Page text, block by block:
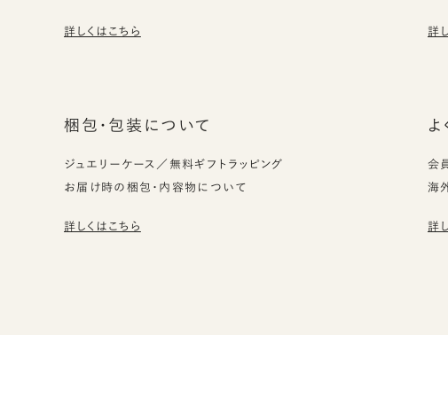
詳しくはこちら 詳
梱包・包装について
ジュエリーケース／無料ギフトラッピング
お届け時の梱包・内容物について
詳しくはこちら
会
海
詳